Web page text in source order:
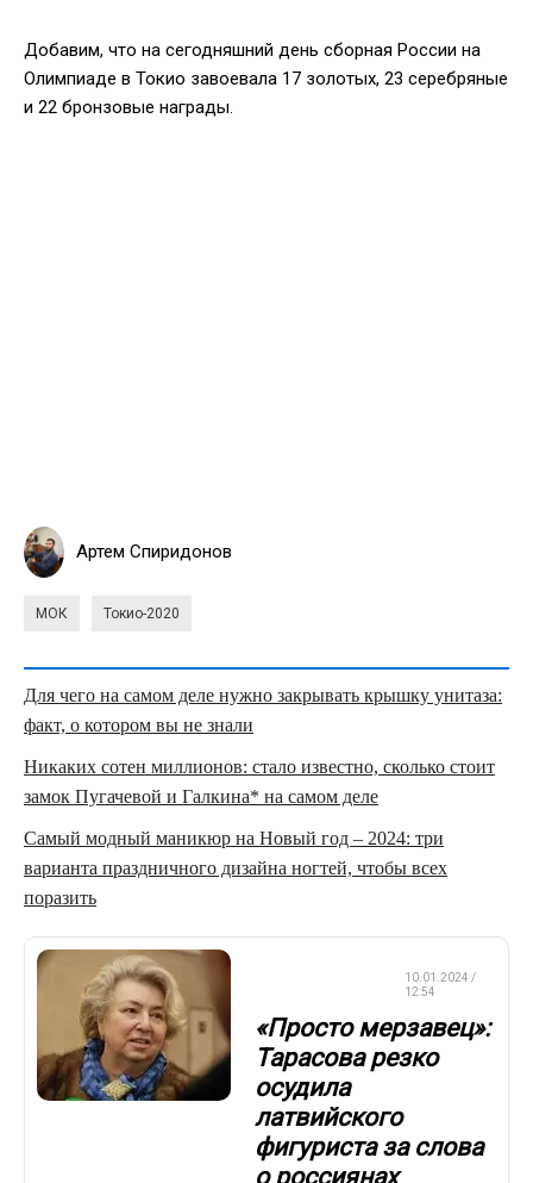
Добавим, что на сегодняшний день сборная России на
Олимпиаде в Токио завоевала 17 золотых, 23 серебряные
и 22 бронзовые награды.
Артем Спиридонов
МОК Токио-2020
Для чего на самом деле нужно закрывать крышку унитаза:
факт, о котором вы не знали
Никаких сотен миллионов: стало известно, сколько стоит
замок Пугачевой и Галкина* на самом деле
Самый модный маникюр на Новый год – 2024: три
варианта праздничного дизайна ногтей, чтобы всех
поразить
10.01.2024 /
12:54
«Просто мерзавец»:
Тарасова резко
осудила
латвийского
фигуриста за слова
о россиянах